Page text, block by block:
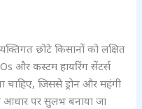
छोटे किसानों को लक्षित
और कस्टम हायरिंग सेंटर्स
चाहिए, जिससे ड्रोन और महंगी
आधार पर सुलभ बनाया जा